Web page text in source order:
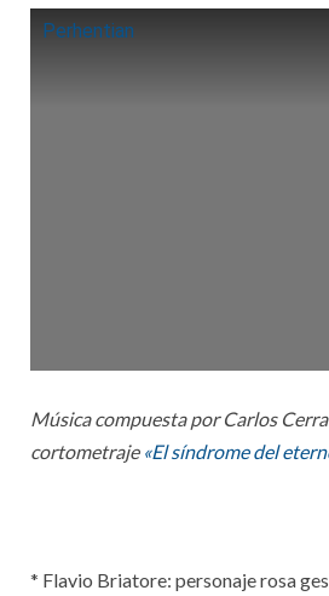
Perhentian
Música compuesta por Carlos
cortometraje «El síndrome del
* Flavio Briatore: personaje rosa